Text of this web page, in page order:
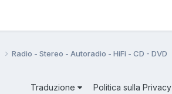
Radio - Stereo - Autoradio - HiFi - CD - DVD
Traduzione Politica sulla Privacy